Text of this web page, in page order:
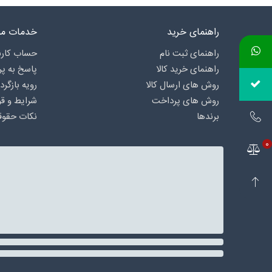
راهنمای خرید
راهنمای ثبت نام
راهنمای خرید کالا
روش های ارسال کالا
روش های پرداخت
برندها
خدمات
حساب
پاسخ به
رویه
شرایط و
نکات
0